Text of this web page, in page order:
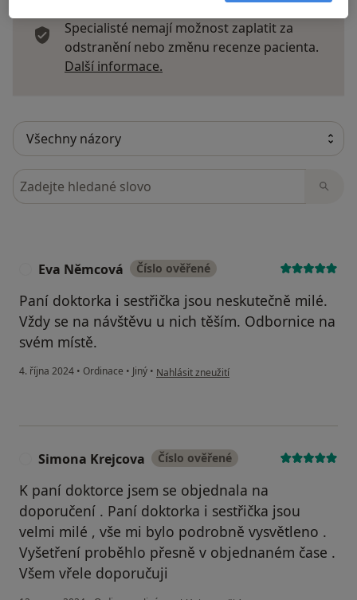
Specialisté nemají možnost zaplatit za
odstranění nebo změnu recenze pacienta.
Další informace.
Hledejte v názorech
Eva Němcová Číslo ověřené
Paní doktorka i sestřička jsou neskutečně milé.
Vždy se na návštěvu u nich těším. Odbornice na
svém místě.
4. října 2024 • Ordinace • Jiný • podle názoru uživatele Eva Němcová
Nahlásit zneužití
Simona Krejcova Číslo ověřené
K paní doktorce jsem se objednala na
doporučení . Paní doktorka i sestřička jsou
velmi milé , vše mi bylo podrobně vysvětleno .
Vyšetření proběhlo přesně v objednaném čase .
Všem vřele doporučuji